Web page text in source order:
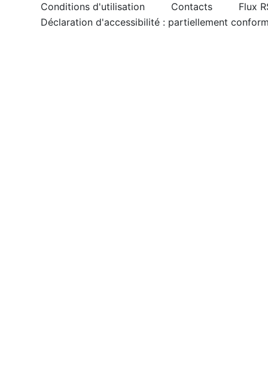
Conditions d'utilisation Contacts
Flux
Déclaration d'accessibilité : partiellement